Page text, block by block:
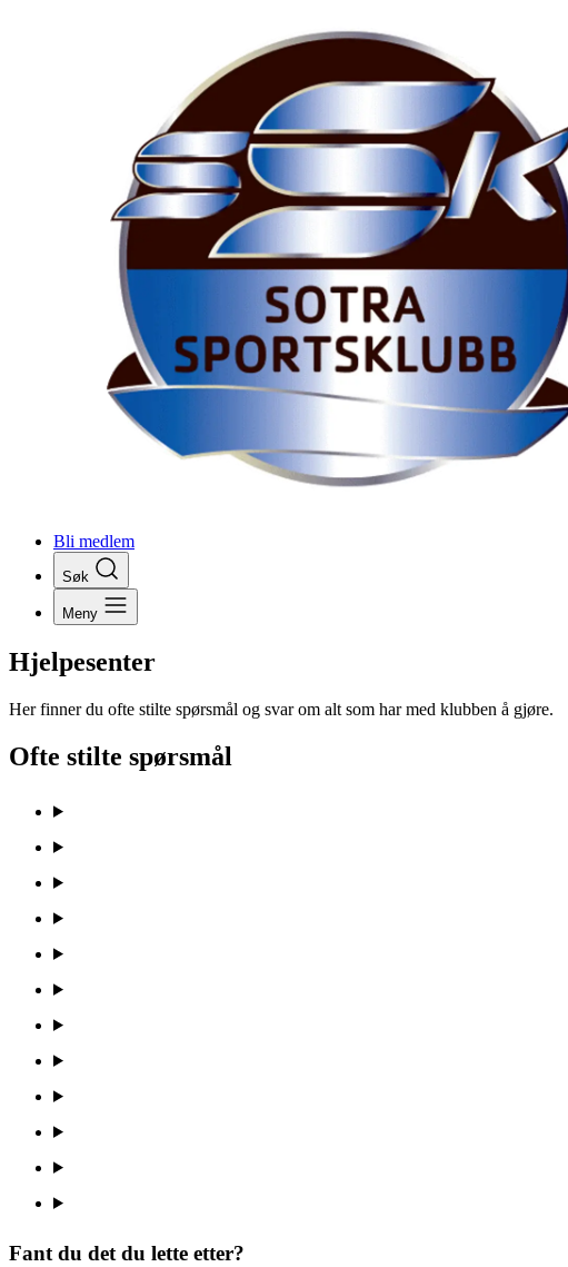
Bli medlem
Søk
Meny
Hjelpesenter
Her finner du ofte stilte spørsmål og svar om alt som har med klubben å gjøre.
Ofte stilte spørsmål
Fant du det du lette etter?